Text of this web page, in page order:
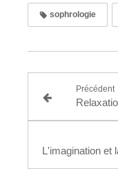
sophrologie
Précédent